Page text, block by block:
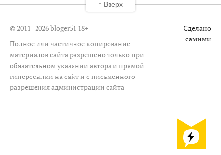
© 2011–2026 bloger51 18+
Полное или частичное копирование
материалов сайта разрешено только при
обязательном указании автора и прямой
гиперссылки на сайт и с письменного
разрешения администрации сайта
Сделано
самими
↑ Вверх